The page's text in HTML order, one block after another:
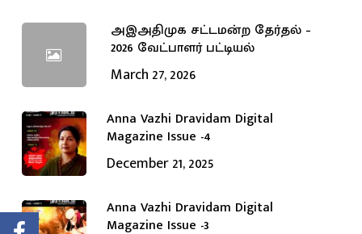
அஇஅதிமுக சட்டமன்ற தேர்தல் –
2026 வேட்பாளர் பட்டியல்
March 27, 2026
Anna Vazhi Dravidam Digital
Magazine Issue -4
December 21, 2025
Anna Vazhi Dravidam Digital
Magazine Issue -3